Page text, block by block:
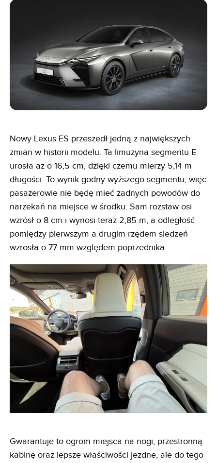
Nowy Lexus ES przeszedł jedną z największych
zmian w historii modelu. Ta limuzyna segmentu E
urosła aż o 16,5 cm, dzięki czemu mierzy 5,14 m
długości. To wynik godny wyższego segmentu, więc
pasażerowie nie będę mieć żadnych powodów do
narzekań na miejsce w środku. Sam rozstaw osi
wzrósł o 8 cm i wynosi teraz 2,85 m, a odległość
pomiędzy pierwszym a drugim rzędem siedzeń
wzrosła o 77 mm względem poprzednika.
Gwarantuje to ogrom miejsca na nogi, przestronną
kabinę oraz lepsze właściwości jezdne, ale do tego